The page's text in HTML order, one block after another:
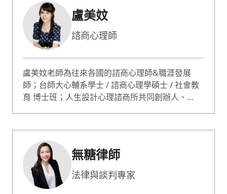
改變的關鍵契機。
盧美妏
諮商心理師
盧美妏老師為往來各國的諮商心理師&職涯發展
師；台師大心輔系學士 / 諮商心理學碩士 / 社會教
育 博士班；人生設計心理諮商所共同創辦人、
選最有影響力的 50 位心理諮詢師。諮詢服務超過
10000人次；專長職業生涯規劃、自信 / 自我價值
提升、性少數 / 非典型關係。
無糖律師
法律與談判專家